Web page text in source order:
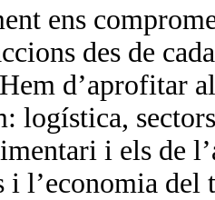
ens
des de
d’aprofitar
logística,
i els de
i l’economia del